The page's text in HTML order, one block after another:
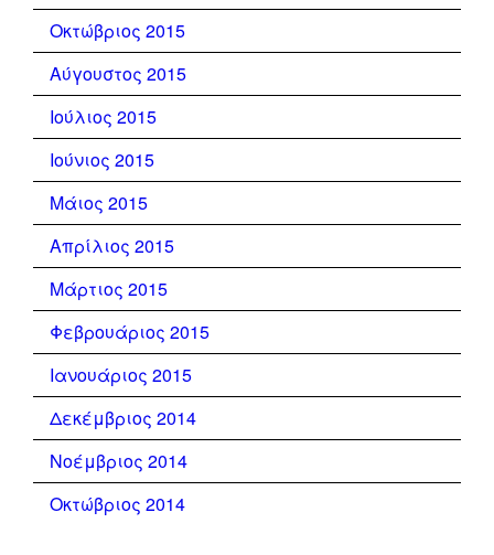
Οκτώβριος 2015
Αύγουστος 2015
Ιούλιος 2015
Ιούνιος 2015
Μάιος 2015
Απρίλιος 2015
Μάρτιος 2015
Φεβρουάριος 2015
Ιανουάριος 2015
Δεκέμβριος 2014
Νοέμβριος 2014
Οκτώβριος 2014